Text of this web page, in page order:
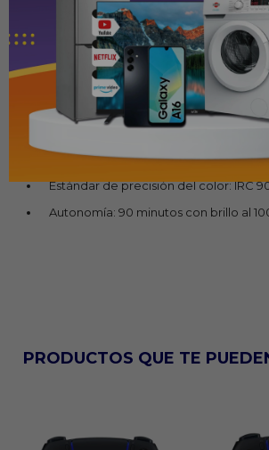
Color: Negro.
Pantalla: LCD.
Potencia: 5 W.
Interfaz: USB-C.
Ángulo de iluminación: 120°.
Temperatura del color: 2500K-9000K.
Estándar de precisión del color: IRC
Autonomía: 90 minutos con brillo al
PRODUCTOS QUE TE